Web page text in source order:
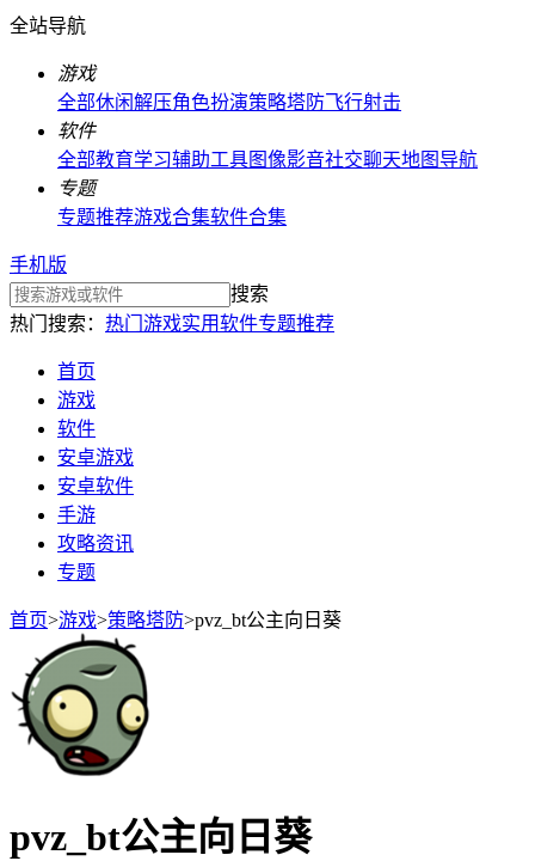
全站导航
游戏
全部休闲解压角色扮演策略塔防飞行射击
软件
全部教育学习辅助工具图像影音社交聊天地图导航
专题
专题推荐游戏合集软件合集
手机版
搜索
热门搜索： 热门游戏实用软件专题推荐
首页
游戏
软件
安卓游戏
安卓软件
手游
攻略资讯
专题
首页>游戏>策略塔防>pvz_bt公主向日葵
pvz_bt公主向日葵